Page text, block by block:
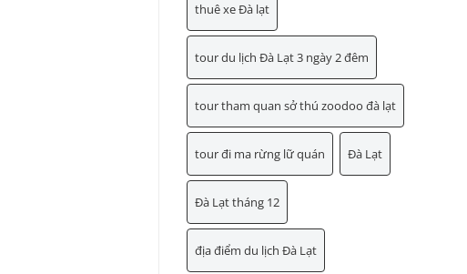
thuê xe Đà lạt
tour du lịch Đà Lạt 3 ngày 2 đêm
tour tham quan sở thú zoodoo đà lạt
tour đi ma rừng lữ quán Đà Lạt
Đà Lạt tháng 12
địa điểm du lịch Đà Lạt